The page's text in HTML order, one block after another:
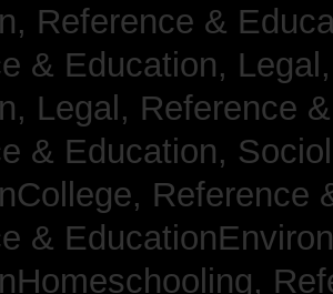
Reference &
& Education,
Legal, Reference
& Education,
Reference
&